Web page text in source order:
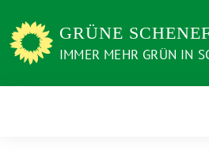
zum
Inhalt
GRÜNE
IMMER MEHR GRÜN IN